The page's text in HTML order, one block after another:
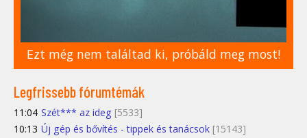
Ezt még nem találtad ki, próbáld meg most!
Legfrissebb fórumtémák
11:04 Szét*** az ideg [5533]
10:13 Új gép és bővítés - tippek és tanácsok [15143]